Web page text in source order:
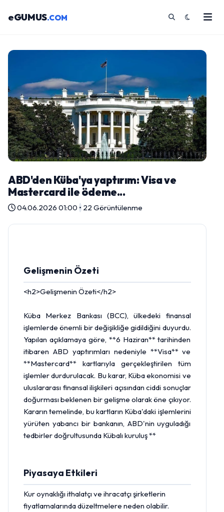
eGUMUS.COM
ABD'den Küba'ya yaptırım: Visa ve
Mastercard ile ödeme...
04.06.2026 01:00 • 22 Görüntülenme
Gelişmenin Özeti
<h2>Gelişmenin Özeti</h2>
Küba Merkez Bankası(BCC), ülkedeki finansal
işlemlerde önemli bir değişikliğe gidildiğini duyurdu.
Yapılan açıklamaya göre, **6 Haziran** tarihinden
itibaren ABD yaptırımları nedeniyle **Visa** ve
**Mastercard** kartlarıyla gerçekleştirilen tüm
işlemler durdurulacak. Bu karar, Küba ekonomisi ve
uluslararası finansal ilişkileri açısından ciddi sonuçlar
doğurması beklenen bir gelişme olarak öne çıkıyor.
Kararın temelinde, bu kartların Küba'daki işlemlerini
yürüten yabancı bir bankanın, ABD'nin uyguladığı
tedbirler doğrultusunda Kübalı kuruluş **
Piyasaya Etkileri
Kur oynaklığı ithalatçı ve ihracatçı şirketlerin
fiyatlamalarında düzeltmelere neden olabilir.